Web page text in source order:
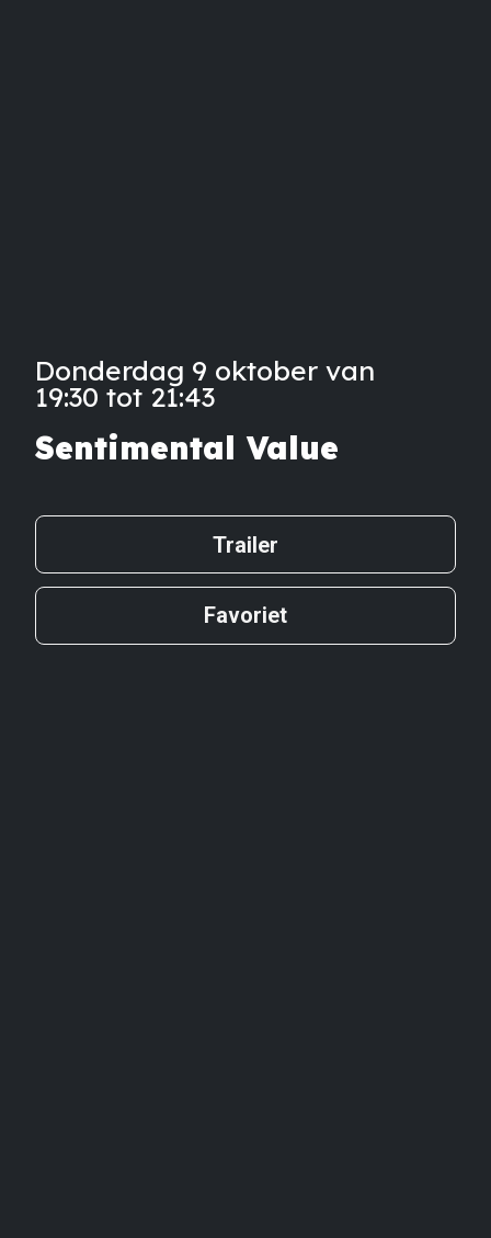
Donderdag 9 oktober van
19:30 tot 21:43
Sentimental Value
Trailer
Favoriet